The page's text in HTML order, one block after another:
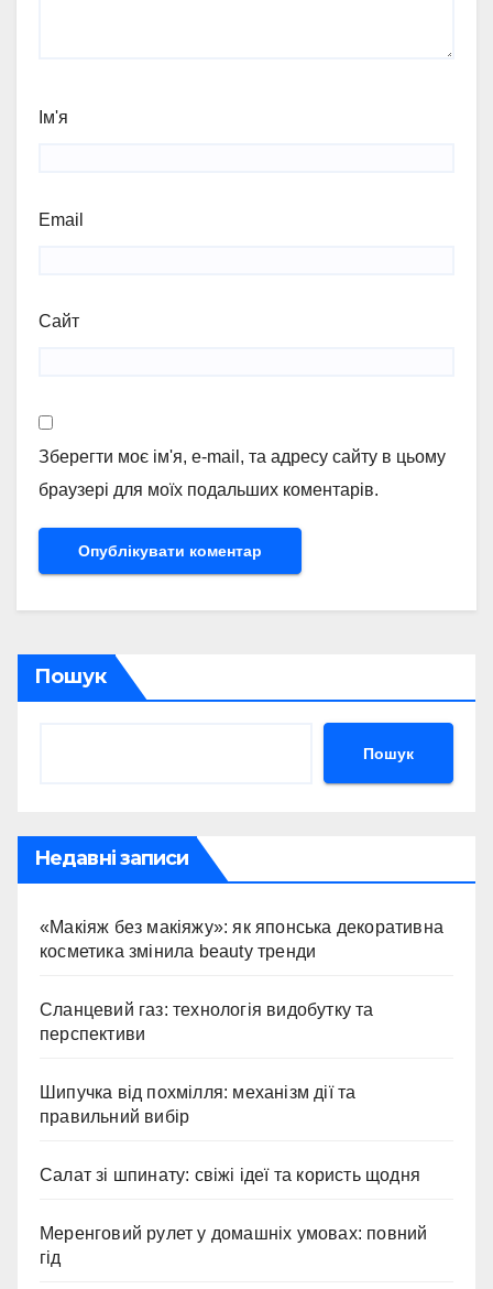
Ім'я
Email
Сайт
Зберегти моє ім'я, e-mail, та адресу сайту в цьому
браузері для моїх подальших коментарів.
Пошук
Пошук
Недавні записи
«Макіяж без макіяжу»: як японська декоративна
косметика змінила beauty тренди
Сланцевий газ: технологія видобутку та
перспективи
Шипучка від похмілля: механізм дії та
правильний вибір
Салат зі шпинату: свіжі ідеї та користь щодня
Меренговий рулет у домашніх умовах: повний
гід